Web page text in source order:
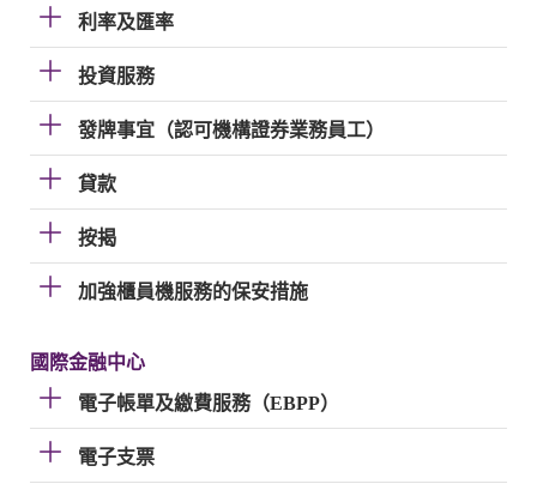
利率及匯率
投資服務
發牌事宜（認可機構證券業務員工）
貸款
按揭
加強櫃員機服務的保安措施
國際金融中心
電子帳單及繳費服務（EBPP）
電子支票